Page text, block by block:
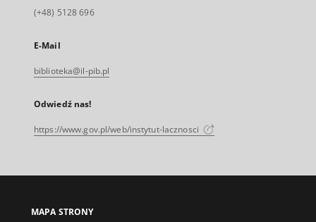
(+48) 5128 696
E-Mail
biblioteka@il-pib.pl
Odwiedź nas!
https://www.gov.pl/web/instytut-lacznosci
MAPA STRONY